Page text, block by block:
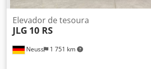
Neuss 1 751 km
Elevador de tesoura
JLG 10 RS